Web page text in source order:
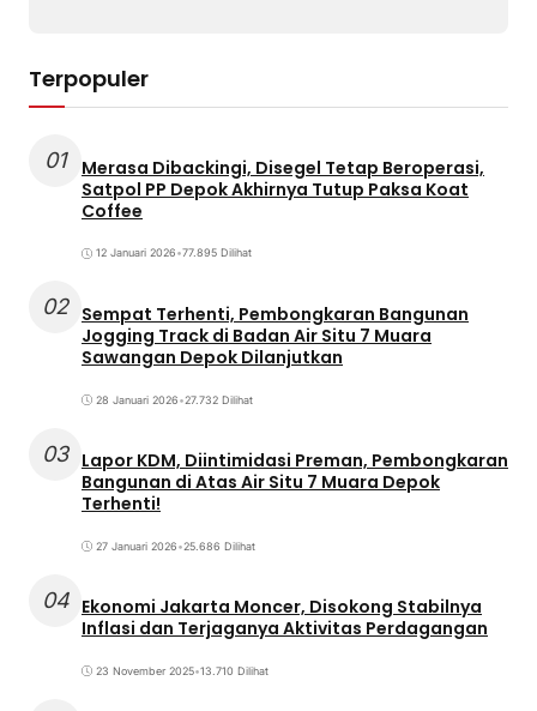
Terpopuler
01
Merasa Dibackingi, Disegel Tetap Beroperasi,
Satpol PP Depok Akhirnya Tutup Paksa Koat
Coffee
12 Januari 2026•77.895 Dilihat
02 Sempat Terhenti, Pembongkaran Bangunan
Jogging Track di Badan Air Situ 7 Muara
Sawangan Depok Dilanjutkan
28 Januari 2026•27.732 Dilihat
03 Lapor KDM, Diintimidasi Preman, Pembongkaran
Bangunan di Atas Air Situ 7 Muara Depok
Terhenti!
27 Januari 2026•25.686 Dilihat
04 Ekonomi Jakarta Moncer, Disokong Stabilnya
Inflasi dan Terjaganya Aktivitas Perdagangan
23 November 2025•13.710 Dilihat